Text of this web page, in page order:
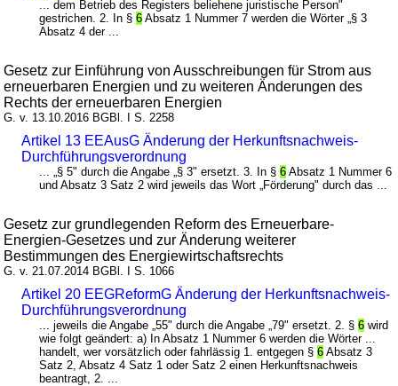
... dem Betrieb des Registers beliehene juristische Person"
gestrichen. 2. In §6 Absatz 1 Nummer 7 werden die Wörter „§ 3
Absatz 4 der ...
Gesetz zur Einführung von Ausschreibungen für Strom aus
erneuerbaren Energien und zu weiteren Änderungen des
Rechts der erneuerbaren Energien
G. v. 13.10.2016 BGBl. I S. 2258
Artikel 13 EEAusG Änderung der Herkunftsnachweis-
Durchführungsverordnung
... „§ 5" durch die Angabe „§ 3" ersetzt. 3. In §6 Absatz 1 Nummer 6
und Absatz 3 Satz 2 wird jeweils das Wort „Förderung" durch das ...
Gesetz zur grundlegenden Reform des Erneuerbare-
Energien-Gesetzes und zur Änderung weiterer
Bestimmungen des Energiewirtschaftsrechts
G. v. 21.07.2014 BGBl. I S. 1066
Artikel 20 EEGReformG Änderung der Herkunftsnachweis-
Durchführungsverordnung
... jeweils die Angabe „55" durch die Angabe „79" ersetzt. 2. §6 wird
wie folgt geändert: a) In Absatz 1 Nummer 6 werden die Wörter ...
handelt, wer vorsätzlich oder fahrlässig 1. entgegen §6 Absatz 3
Satz 2, Absatz 4 Satz 1 oder Satz 2 einen Herkunftsnachweis
beantragt, 2. ...